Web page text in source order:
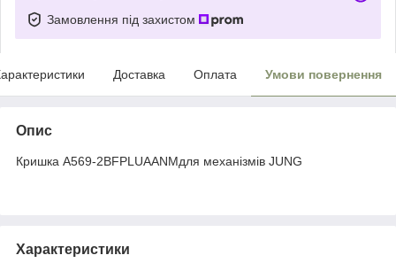
Замовлення під захистом
Доставка Оплата Умови повернення
Опис
Кришка A569-2BFPLUAANMдля механізмів JUNG
Характеристики